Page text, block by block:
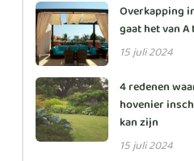
Overkapping
gaat het van
15 juli 2024
4 redenen
hovenier
kan zijn
15 juli 2024